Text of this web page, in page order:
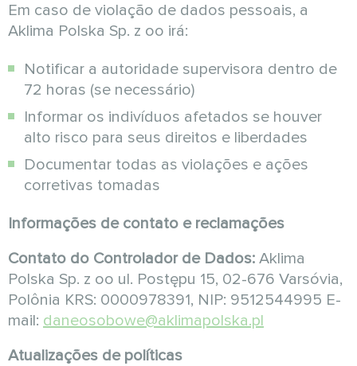
Em caso de violação de dados pessoais, a
Aklima Polska Sp. z oo irá:
Notificar a autoridade supervisora dentro de
72 horas (se necessário)
Informar os indivíduos afetados se houver
alto risco para seus direitos e liberdades
Documentar todas as violações e ações
corretivas tomadas
Informações de contato e reclamações
Contato do Controlador de Dados: Aklima
Polska Sp. z oo ul. Postępu 15, 02-676 Varsóvia,
Polônia KRS: 0000978391, NIP: 9512544995 E-
mail: daneosobowe@aklimapolska.pl
Atualizações de políticas